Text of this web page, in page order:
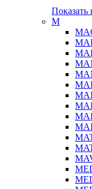
Показать
M